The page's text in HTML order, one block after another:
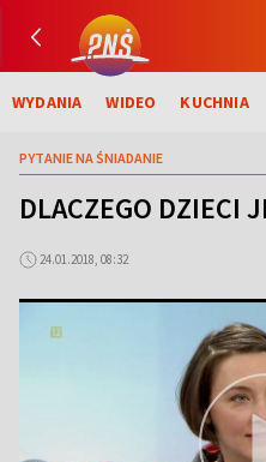
WYDANIA WIDEO KUCHNIA
PYTANIE NA ŚNIADANIE
DLACZEGO DZIECI
24.01.2018, 08:32